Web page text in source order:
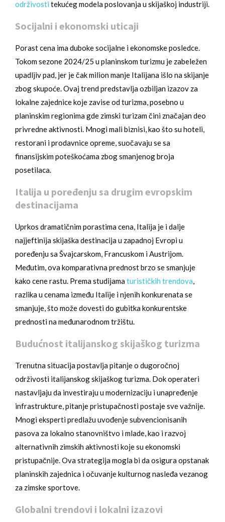
održivosti tekućeg modela poslovanja u skijaškoj industriji.
Socijalni i ekonomski uticaji
Porast cena ima duboke socijalne i ekonomske posledce.
Tokom sezone 2024/25 u planinskom turizmu je zabeležen
upadljiv pad, jer je čak milion manje Italijana išlo na skijanje
zbog skupoće. Ovaj trend predstavlja ozbiljan izazov za
lokalne zajednice koje zavise od turizma, posebno u
planinskim regionima gde zimski turizam čini značajan deo
privredne aktivnosti. Mnogi mali biznisi, kao što su hoteli,
restorani i prodavnice opreme, suočavaju se sa
finansijskim poteškoćama zbog smanjenog broja
posetilaca.
Italija u poređenju sa drugim evropskim
destinacijama
Uprkos dramatičnim porastima cena, Italija je i dalje
najjeftinija skijaška destinacija u zapadnoj Evropi u
poređenju sa Švajcarskom, Francuskom i Austrijom.
Međutim, ova komparativna prednost brzo se smanjuje
kako cene rastu. Prema studijamaturističkih trendova,
razlika u cenama između Italije i njenih konkurenata se
smanjuje, što može dovesti do gubitka konkurentske
prednosti na međunarodnom tržištu.
Budućnost italijanskog skijaškog turizma
Trenutna situacija postavlja pitanje o dugoročnoj
održivosti italijanskog skijaškog turizma. Dok operateri
nastavljaju da investiraju u modernizaciju i unapređenje
infrastrukture, pitanje pristupačnosti postaje sve važnije.
Mnogi eksperti predlažu uvođenje subvencionisanih
pasova za lokalno stanovništvo i mlade, kao i razvoj
alternativnih zimskih aktivnosti koje su ekonomski
pristupačnije. Ova strategija mogla bi da osigura opstanak
planinskih zajednica i očuvanje kulturnog nasleđa vezanog
za zimske sportove.
Globalni trendovi i lokalni izazovi